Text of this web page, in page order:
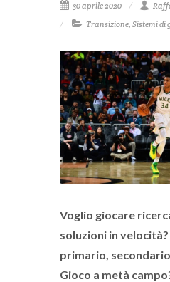
30 aprile 2020
Transizione, Sistemi di
Voglio giocare
soluzioni in
primario,
Gioco a metà